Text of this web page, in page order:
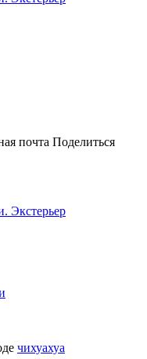
почта Поделиться
Экстерьер
чихуахуа